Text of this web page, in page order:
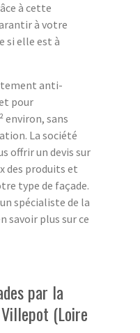
à cette
à votre
si elle est à
anti-
pour
environ, sans
La société
offrir un devis sur
des produits et
type de façade.
spécialiste de la
savoir plus sur ce
par la
(Loire